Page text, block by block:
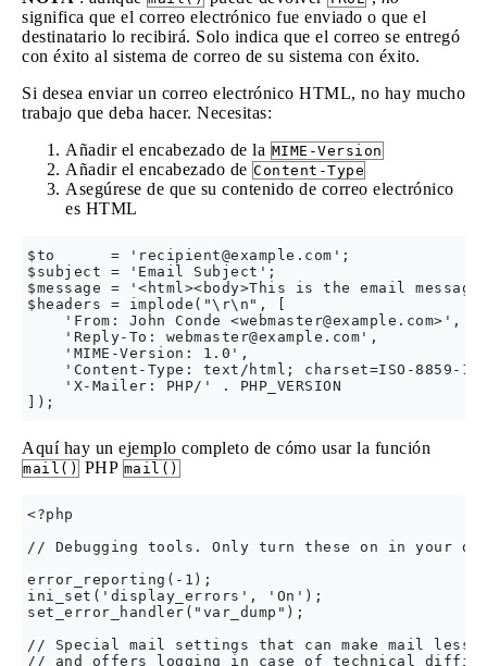
significa que el correo electrónico fue enviado o que el
destinatario lo recibirá. Solo indica que el correo se entregó
con éxito al sistema de correo de su sistema con éxito.
Si desea enviar un correo electrónico HTML, no hay mucho
trabajo que deba hacer. Necesitas:
Añadir el encabezado de la MIME-Version
Añadir el encabezado de Content-Type
Asegúrese de que su contenido de correo electrónico
es HTML
$to      = ' recipient@example.com
$subject = 'Email
$message = '<html><body>This is the email
$headers = implode("\r\n", [
    'From: John Conde <
webmaster@example.com>',
    'Reply-To:
webmaster@example.com ',
    'MIME-Version: 1.0',
'Content-Type: text/html; charset=ISO-8859-
    'X-Mailer: PHP/' . PHP_VERSION
Aquí hay un ejemplo completo de cómo usar la función
mail() PHP mail()
<?php
// Debugging tools. Only turn these on in your
error_reporting(-1);
ini_set('display_errors', 'On');
set_error_handler("var_dump");
// Special mail settings that can make mail less
// and offers logging in case of technical